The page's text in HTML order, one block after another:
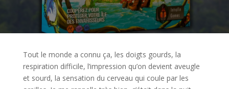
Tout le monde a connu ça, les doigts gourds, la
respiration difficile, l’impression qu’on devient aveugle
et sourd, la sensation du cerveau qui coule par les